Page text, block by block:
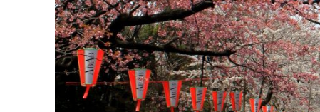
Thiên nhiên và Khoa học Quốc gia,... mỗi nơi